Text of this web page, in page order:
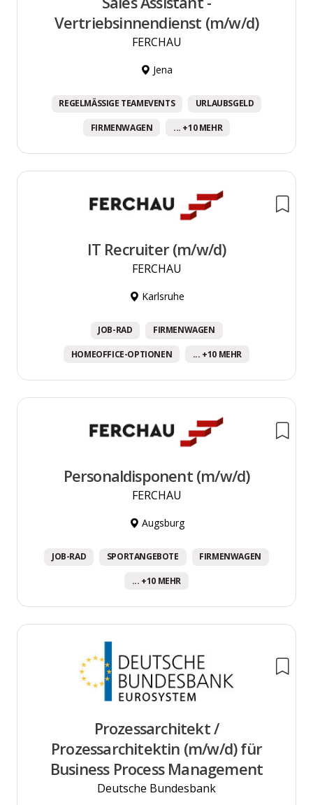
Vertriebsinnendienst (m/w/d)
FERCHAU
Jena
REGELMÄSSIGE TEAMEVENTS URLAUBSGELD
FIRMENWAGEN ... +10 MEHR
IT Recruiter (m/w/d)
FERCHAU
Karlsruhe
JOB-RAD FIRMENWAGEN
HOMEOFFICE-OPTIONEN ... +10 MEHR
Personaldisponent (m/w/d)
FERCHAU
Augsburg
JOB-RAD SPORTANGEBOTE FIRMENWAGEN
... +10 MEHR
Prozessarchitekt /
Prozessarchitektin (m/w/d) für
Business Process Management
Deutsche Bundesbank